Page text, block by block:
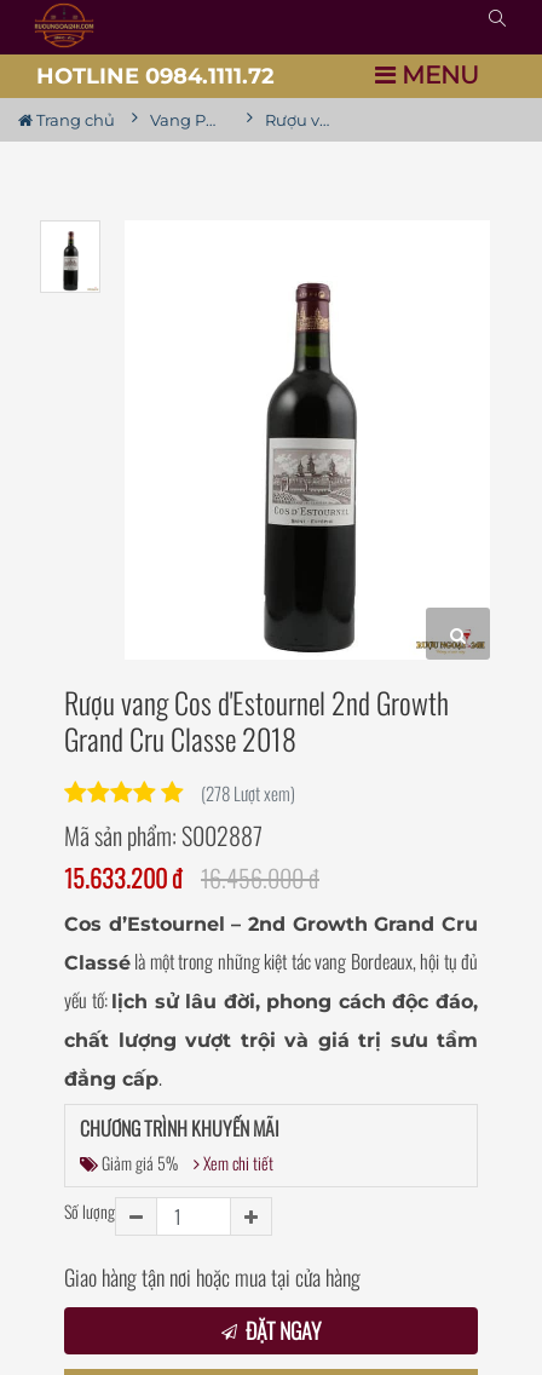
HOTLINE 0984.1111.72 MENU
Trang chủ Vang Pháp Rượu vang Cos d'Estournel 2nd Growth Grand Cru Classe 2018
Rượu vang Cos d'Estournel 2nd Growth
Grand Cru Classe 2018
(278 Lượt xem)
Mã sản phẩm: S002887
15.633.200 đ 16.456.000 đ
Cos d’Estournel – 2nd Growth Grand Cru
Classé là một trong những kiệt tác vang Bordeaux, hội tụ đủ
yếu tố: lịch sử lâu đời, phong cách độc đáo,
chất lượng vượt trội và giá trị sưu tầm
đẳng cấp.
CHƯƠNG TRÌNH KHUYẾN MÃI
Giảm giá 5%
Xem chi tiết
Số lượng
Giao hàng tận nơi hoặc mua tại cửa hàng
ĐẶT NGAY